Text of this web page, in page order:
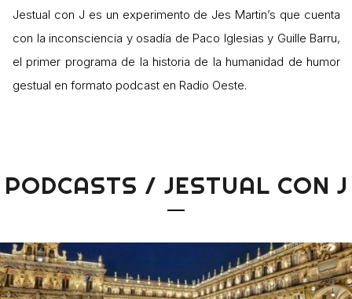
Jestual con J es un experimento de Jes Martin’s que cuenta
con la inconsciencia y osadía de Paco Iglesias y Guille Barru,
el primer programa de la historia de la humanidad de humor
gestual en formato podcast en Radio Oeste.
PODCASTS / JESTUAL CON J